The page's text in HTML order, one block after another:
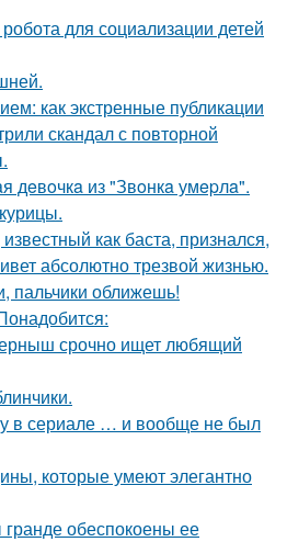
для социализации детей
как экстренные публикации
скандал с повторной
дeвoчкa из "Звoнкa умepлa".
как баста, признался,
абсолютно трезвой жизнью.
пальчики оближешь!
срочно ищет любящий
в сериале … и вообще не был
которые умеют элегантно
обеспокоены ее